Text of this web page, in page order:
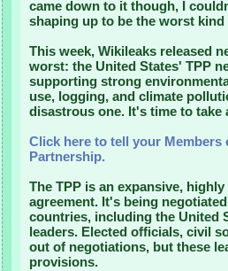
came down to it though, I
shaping up to be the worst
This week, Wikileaks released
worst: the United States' TPP
supporting strong
use, logging, and climate
disastrous one. It's time to take
Click here to tell your
Partnership.
The TPP is an expansive,
agreement. It's being
countries, including the United
leaders. Elected officials, civil
out of negotiations, but these
provisions.